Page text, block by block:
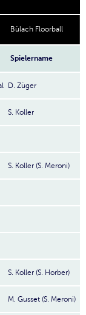
Bülach Floorball
Spielername
D. Züger
S. Koller
S. Koller (S. Meroni)
S. Koller (S. Horber)
M. Gusset (S. Meroni)